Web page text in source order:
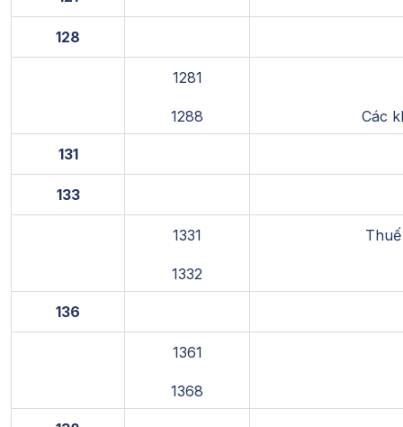
128
1281
1288 Các
131
133
1331
1332
136
1361
1368